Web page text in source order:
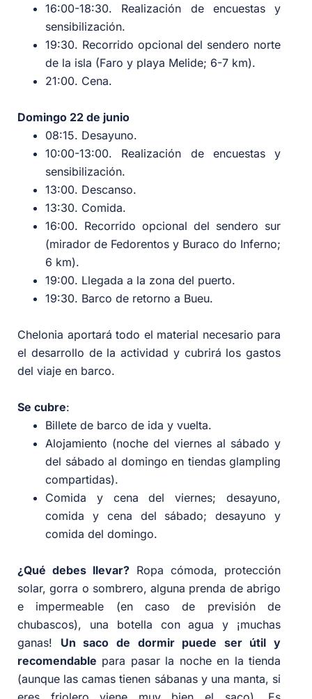
16:00-18:30. Realización de encuestas y
sensibilización.
19:30. Recorrido opcional del sendero norte
de la isla (Faro y playa Melide; 6-7 km).
21:00. Cena.
Domingo 22 de junio
08:15. Desayuno.
10:00-13:00. Realización de encuestas y
sensibilización.
13:00. Descanso.
13:30. Comida.
16:00. Recorrido opcional del sendero sur
(mirador de Fedorentos y Buraco do Inferno;
6 km).
19:00. Llegada a la zona del puerto.
19:30. Barco de retorno a Bueu.
Chelonia aportará todo el material necesario para
el desarrollo de la actividad y cubrirá los gastos
del viaje en barco.
Se cubre:
Billete de barco de ida y vuelta.
Alojamiento (noche del viernes al sábado y
del sábado al domingo en tiendas glampling
compartidas).
Comida y cena del viernes; desayuno,
comida y cena del sábado; desayuno y
comida del domingo.
¿Qué debes llevar? Ropa cómoda, protección
solar, gorra o sombrero, alguna prenda de abrigo
e impermeable (en caso de previsión de
chubascos), una botella con agua y ¡muchas
ganas! Un saco de dormir puede ser útil y
recomendable para pasar la noche en la tienda
(aunque las camas tienen sábanas y una manta, si